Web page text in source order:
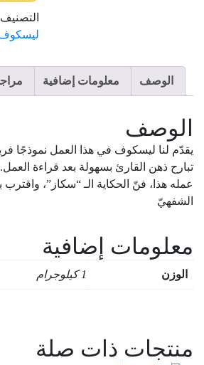
الوصف معلومات إضافية
الوصف
يقدّم لنا ليسكوف في هذا العمل نموذجًا
تبارح ذهن القارئ بسهولة بعد قراءة
عمله هذا، فنّ الحكاية الـ “سكاز”،
الشفهيّ
معلومات إضافية
الوزن 1 كيلوجرام
منتجات ذات صلة